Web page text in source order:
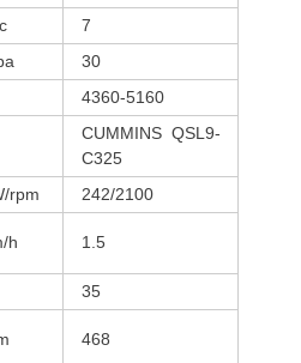
7
30
4360-5160
CUMMINS QSL9-
C325
rpm 242/2100
h 1.5
35
468